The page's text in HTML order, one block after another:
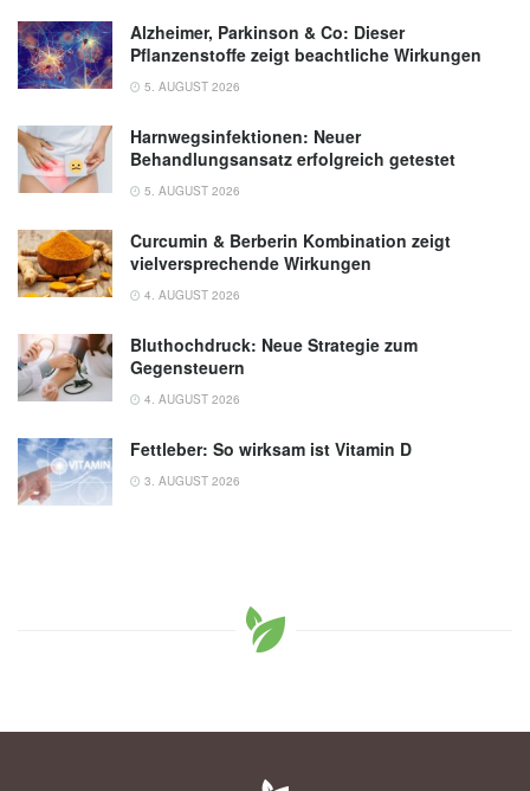
Organization (WHO)
Alzheimer, Parkinson & Co: Dieser
Pflanzenstoffe zeigt beachtliche Wirkungen
5. AUGUST 2026
Harnwegsinfektionen: Neuer
Behandlungsansatz erfolgreich getestet
5. AUGUST 2026
Curcumin & Berberin Kombination zeigt
vielversprechende Wirkungen
4. AUGUST 2026
Bluthochdruck: Neue Strategie zum
Gegensteuern
4. AUGUST 2026
Fettleber: So wirksam ist Vitamin D
3. AUGUST 2026